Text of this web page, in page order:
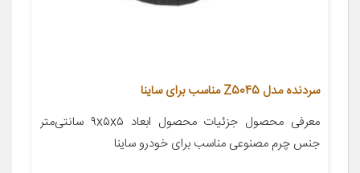
سردنده مدل Z5045 مناسب برای ساینا
معرفی محصول جزئیات محصول ابعاد ۹x۵x۵ سانتی‌متر
جنس چرم مصنوعی مناسب برای خودرو ساینا